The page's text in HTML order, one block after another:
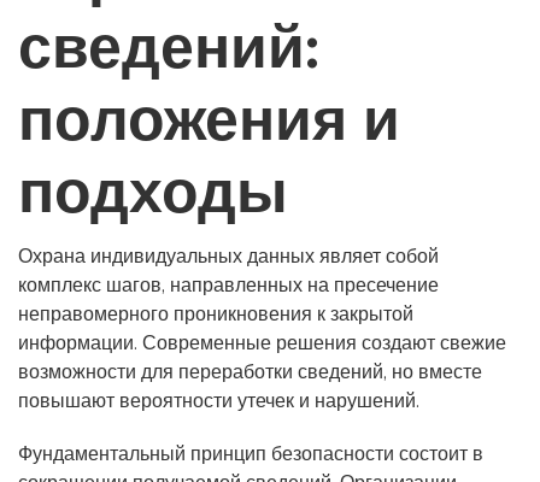
сведений:
положения и
подходы
Охрана индивидуальных данных являет собой
комплекс шагов, направленных на пресечение
неправомерного проникновения к закрытой
информации. Современные решения создают свежие
возможности для переработки сведений, но вместе
повышают вероятности утечек и нарушений.
Фундаментальный принцип безопасности состоит в